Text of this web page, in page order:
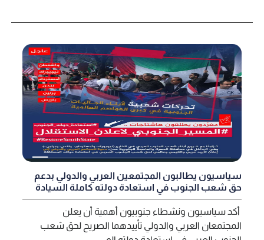
سياسيون يطالبون المجتمعين العربي والدولي بدعم
حق شعب الجنوب في استعادة دولته كاملة السيادة
أكد سياسيون ونشطاء جنوبيون أهمية أن يعلن
المجتمعان العربي والدولي تأييدهما الصريح لحق شعب